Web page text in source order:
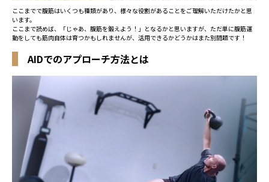
ここまでで腹筋はいくつも種類があり、様々な役割があることをご理解いただけたかと思
います。
ここまで読めば、「じゃあ、腹筋を鍛えよう！」となるかと思いますが、ただ単に腹筋運
動をしても筋肉自体は育つかもしれませんが、活用できるかどうかはまた別問題です！
AIDでのアプローチ方法とは